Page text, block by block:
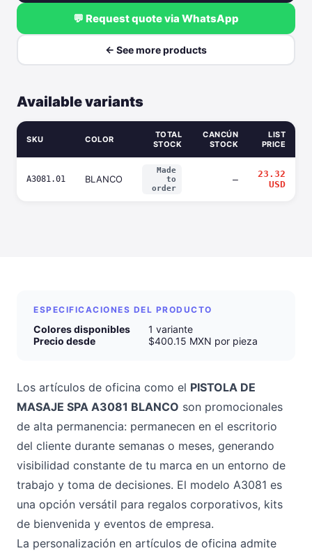
💬 Request quote via WhatsApp
← See more products
Available variants
SKU COLOR
TOTAL
STOCK
CANCÚN
STOCK
LIST
PRICE
A3081.01 BLANCO
Made
to
order
—
23.32
USD
ESPECIFICACIONES DEL PRODUCTO
Colores disponibles
1 variante
Precio desde
$400.15 MXN por pieza
Los artículos de oficina como el PISTOLA DE
MASAJE SPA A3081 BLANCO son promocionales
de alta permanencia: permanecen en el escritorio
del cliente durante semanas o meses, generando
visibilidad constante de tu marca en un entorno de
trabajo y toma de decisiones. El modelo A3081 es
una opción versátil para regalos corporativos, kits
de bienvenida y eventos de empresa.
La personalización en artículos de oficina admite